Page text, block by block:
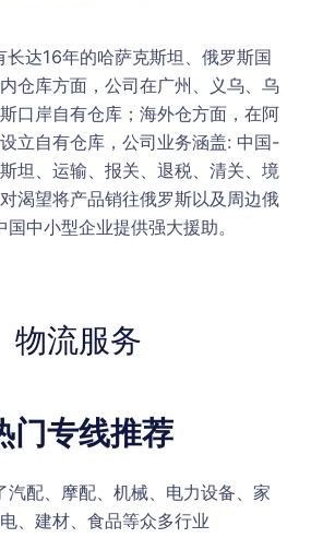
长达16年的哈萨克斯坦、俄罗斯国
仓库方面，公司在广州、义乌、乌
口岸自有仓库；海外仓方面，在阿
立自有仓库，公司业务涵盖: 中国-
坦、运输、报关、退税、清关、境
渴望将产品销往俄罗斯以及周边俄
国中小型企业提供强大援助。
物流服务
门专线推荐
汽配、摩配、机械、电力设备、家
、建材、食品等众多行业